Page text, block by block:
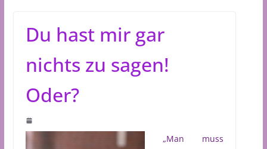
Du hast mir gar
nichts zu sagen!
Oder?
„Man muss